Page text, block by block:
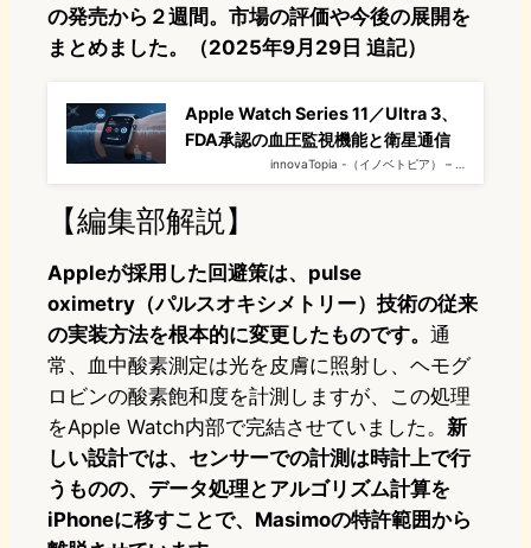
の発売から２週間。市場の評価や今後の展開を
まとめました。（2025年9月29日 追記）
Apple Watch Series 11／Ultra 3、
FDA承認の血圧監視機能と衛星通信
innovaTopia -（イノベトピア） – …
【編集部解説】
Appleが採用した回避策は、pulse
oximetry（パルスオキシメトリー）技術の従来
の実装方法を根本的に変更したものです。 通
常、血中酸素測定は光を皮膚に照射し、ヘモグ
ロビンの酸素飽和度を計測しますが、この処理
をApple Watch内部で完結させていました。 新
しい設計では、センサーでの計測は時計上で行
うものの、データ処理とアルゴリズム計算を
iPhoneに移すことで、Masimoの特許範囲から